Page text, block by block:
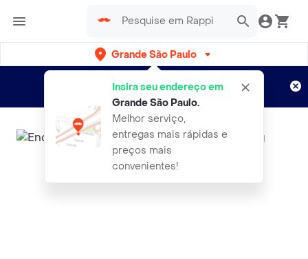
Grande São Paulo
Insira seu endereço em
Grande São Paulo.
Melhor serviço,
entregas mais rápidas e
preços mais
convenientes!
Entregas grátis por 15 dias!
Aplicam T&C